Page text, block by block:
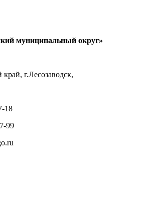
муниципальный округ»
г.Лесозаводск,
18
99